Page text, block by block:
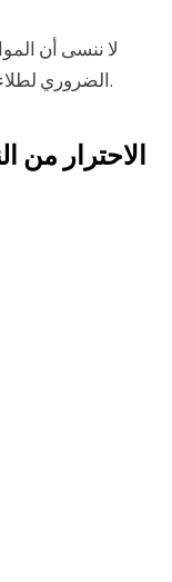
لا ننسى أن
الضروري لطلاء خارج النافذة مع الطلاء أو فتح مع الورنيش.